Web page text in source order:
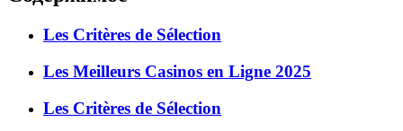
Les Critères de Sélection
Les Meilleurs Casinos en Ligne 2025
Les Critères de Sélection